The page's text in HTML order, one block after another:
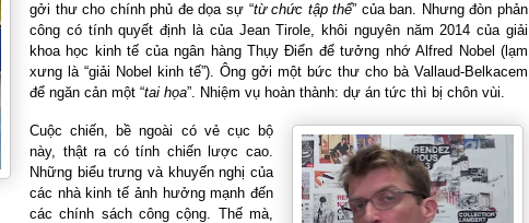
gởi thư cho chính phủ đe dọa sự “từ chức tập thể” của ban. Nhưng đòn phản
công có tính quyết định là của Jean Tirole, khôi nguyên năm 2014 của giải
khoa học kinh tế của ngân hàng Thụy Điển để tưởng nhớ Alfred Nobel (lạm
xưng là “giải Nobel kinh tế”). Ông gởi một bức thư cho bà Vallaud-Belkacem
để ngăn cản một “tai họa”. Nhiệm vụ hoàn thành: dự án tức thì bị chôn vùi.
Cuộc chiến, bề ngoài có vẻ cục bộ
này, thật ra có tính chiến lược cao.
Những biểu trưng và khuyến nghị của
các nhà kinh tế ảnh hưởng mạnh đến
các chính sách công cộng. Thế mà,